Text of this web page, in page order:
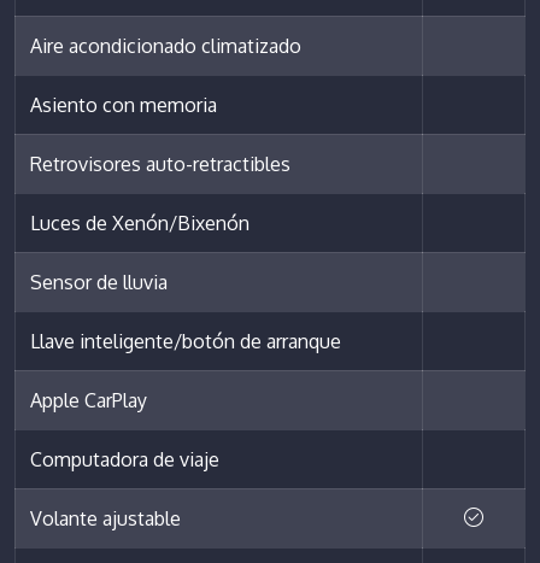
Aire acondicionado climatizado
Asiento con memoria
Retrovisores auto-retractibles
Luces de Xenón/Bixenón
Sensor de lluvia
Llave inteligente/botón de arranque
Apple CarPlay
Computadora de viaje
Volante ajustable